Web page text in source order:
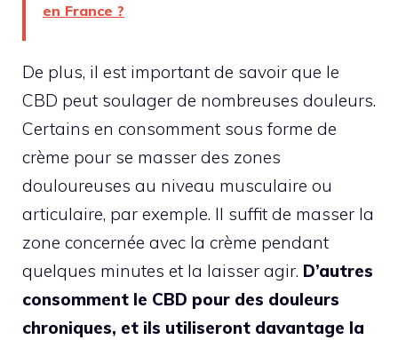
en France ?
De plus, il est important de savoir que le
CBD peut soulager de nombreuses douleurs.
Certains en consomment sous forme de
crème pour se masser des zones
douloureuses au niveau musculaire ou
articulaire, par exemple. Il suffit de masser la
zone concernée avec la crème pendant
quelques minutes et la laisser agir. D’autres
consomment le CBD pour des douleurs
chroniques, et ils utiliseront davantage la